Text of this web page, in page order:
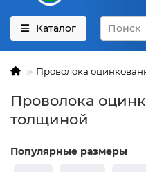
Каталог
Проволока
Проволока
толщиной
Популярные размеры